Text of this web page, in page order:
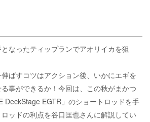
なったティップランでアオリイカを狙
ばすコツはアクション後、いかにエギを
事ができるか！今回は、この秋がまかつ
DeckStage EGTR」のショートロッドを手
ッドの利点を谷口匡也さんに解説してい